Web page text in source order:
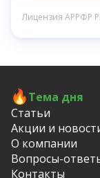
Лицензия АРРФР
Тема дня
Статьи
Акции и
О компании
Вопросы-
Контакты